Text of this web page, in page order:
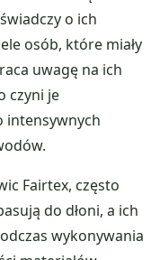
o ich
osób, które miały
uwagę na ich
czyni je
intensywnych
Fairtex, często
do dłoni, a ich
wykonywania